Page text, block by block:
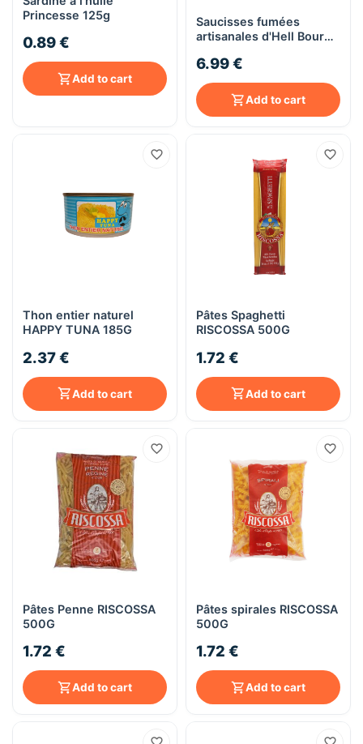
Princesse 125g
0.89 €
Add to cart
Saucisses fumées
artisanales d'Hell Bourg -
vide
6.99 €
Add to cart
Thon entier naturel
HAPPY TUNA 185G
2.37 €
Add to cart
Pâtes Spaghetti
RISCOSSA 500G
1.72 €
Add to cart
Pâtes Penne RISCOSSA
500G
1.72 €
Add to cart
Pâtes spirales RISCOSSA
500G
1.72 €
Add to cart